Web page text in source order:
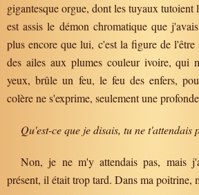
gigantesque orgue, dont les tuyaux tutoient
est assis le démon chromatique que
plus encore que lui, c'est la figure de l'être
des ailes aux plumes couleur ivoire, qui
yeux, brûle un feu, le feu des enfers,
colère ne s'exprime, seulement une
Qu'est-ce que je disais, tu ne t'attendais
Non, je ne m'y attendais pas, mais
présent, il était trop tard. Dans ma poitrine,